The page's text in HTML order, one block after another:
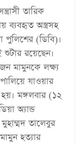
তারিক
ব্যবহৃত অস্ত্রসহ
পুলিশের (ডিবি)।
শুটার রয়েছেন।
মামুনকে লক্ষ্য
যাওয়ার
মঙ্গলবার (১২
অ্যান্ড
তালেবুর
হত্যার